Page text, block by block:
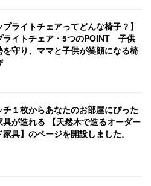
プライトチェアってどんな椅子？】
ライトチェア・5つのPOINT 子供
を守り、ママと子供が笑顔になる椅
チ１枚からあなたのお部屋にぴった
具が造れる 【天然木で造るオーダー
家具】のページを開設しました。